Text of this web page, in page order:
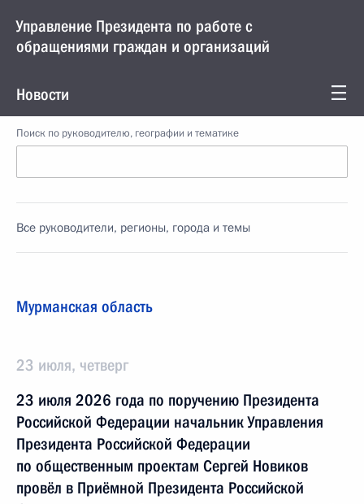
Управление Президента по работе с
обращениями граждан и организаций
Новости
Поиск по руководителю, географии и тематике
Все руководители, регионы, города и темы
Мурманская область
23 июля, четверг
23 июля 2026 года по поручению Президента
Российской Федерации начальник Управления
Президента Российской Федерации
по общественным проектам Сергей Новиков
провёл в Приёмной Президента Российской